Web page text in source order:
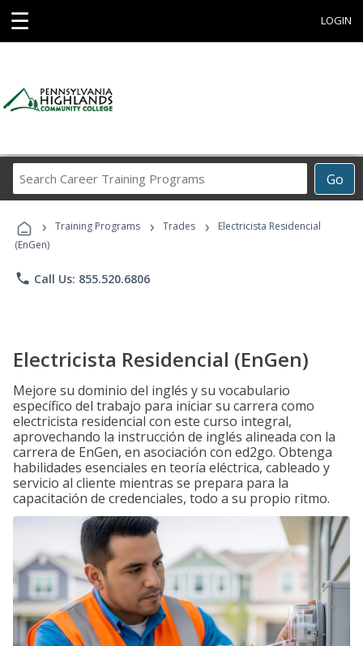
☰ LOGIN
Go
Career
Programs
› Training Programs › Trades ›
Electricista Residencial
(EnGen)
phone Call Us: 855.520.6806
Electricista Residencial (EnGen)
Mejore su dominio del inglés y su vocabulario
específico del trabajo para iniciar su carrera como
electricista residencial con este curso integral,
aprovechando la instrucción de inglés alineada con la
carrera de EnGen, en asociación con ed2go. Obtenga
habilidades esenciales en teoría eléctrica, cableado y
servicio al cliente mientras se prepara para la
capacitación de credenciales, todo a su propio ritmo.